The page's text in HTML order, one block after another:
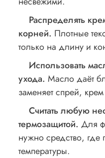
Распределять
корней. Плотные
только на длину и
Использовать
ухода. Масло даёт
заменяет спрей,
Считать любую
термозащитой. Для
нужно средство, где
температуры.